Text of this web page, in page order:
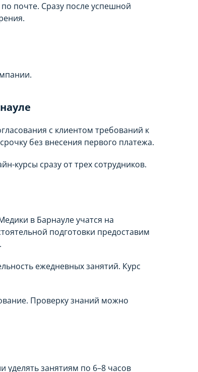
почте. Сразу после успешной
с клиентом требований к
без внесения первого платежа.
курсы сразу от трех сотрудников.
в Барнауле учатся на
подготовки предоставим
ежедневных занятий. Курс
Проверку знаний можно
уделять занятиям по 6–8 часов